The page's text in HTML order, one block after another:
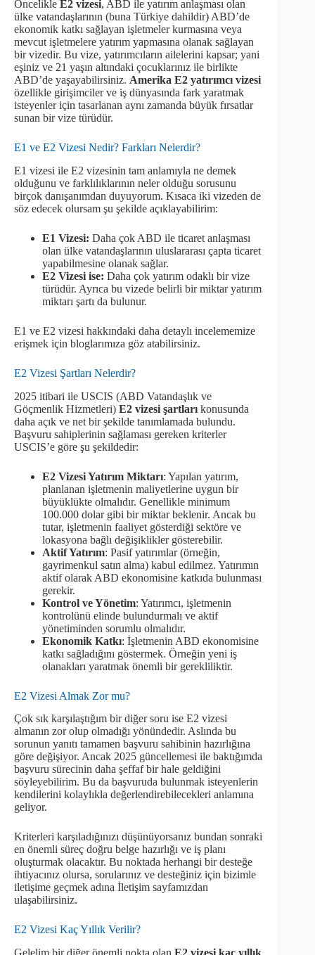
Öncelikle E2 vizesi, ABD ile yatırım anlaşması olan
ülke vatandaşlarının (buna Türkiye dahildir) ABD’de
ekonomik katkı sağlayan işletmeler kurmasına veya
mevcut işletmelere yatırım yapmasına olanak sağlayan
bir vizedir. Bu vize, yatırımcıların ailelerini kapsar; yani
eşiniz ve 21 yaşın altındaki çocuklarınız ile birlikte
ABD’de yaşayabilirsiniz. Amerika E2 yatırımcı vizesi
özellikle girişimciler ve iş dünyasında fark yaratmak
isteyenler için tasarlanan aynı zamanda büyük fırsatlar
sunan bir vize türüdür.
E1 ve E2 Vizesi Nedir? Farkları Nelerdir?
E1 vizesi ile E2 vizesinin tam anlamıyla ne demek
olduğunu ve farklılıklarının neler olduğu sorusunu
birçok danışanımdan duyuyorum. Kısaca iki vizeden de
söz edecek olursam şu şekilde açıklayabilirim:
E1 Vizesi: Daha çok ABD ile ticaret anlaşması
olan ülke vatandaşlarının uluslararası çapta ticaret
yapabilmesine olanak sağlar.
E2 Vizesi ise: Daha çok yatırım odaklı bir vize
türüdür. Ayrıca bu vizede belirli bir miktar yatırım
miktarı şartı da bulunur.
E1 ve E2 vizesi hakkındaki daha detaylı incelememize
erişmek için bloglarımıza göz atabilirsiniz.
E2 Vizesi Şartları Nelerdir?
2025 itibari ile USCIS (ABD Vatandaşlık ve
Göçmenlik Hizmetleri) E2 vizesi şartları konusunda
daha açık ve net bir şekilde tanımlamada bulundu.
Başvuru sahiplerinin sağlaması gereken kriterler
USCIS’e göre şu şekildedir:
E2 Vizesi Yatırım Miktarı: Yapılan yatırım,
planlanan işletmenin maliyetlerine uygun bir
büyüklükte olmalıdır. Genellikle minimum
100.000 dolar gibi bir miktar beklenir. Ancak bu
tutar, işletmenin faaliyet gösterdiği sektöre ve
lokasyona bağlı değişiklikler gösterebilir.
Aktif Yatırım: Pasif yatırımlar (örneğin,
gayrimenkul satın alma) kabul edilmez. Yatırımın
aktif olarak ABD ekonomisine katkıda bulunması
gerekir.
Kontrol ve Yönetim: Yatırımcı, işletmenin
kontrolünü elinde bulundurmalı ve aktif
yönetiminden sorumlu olmalıdır.
Ekonomik Katkı: İşletmenin ABD ekonomisine
katkı sağladığını göstermek. Örneğin yeni iş
olanakları yaratmak önemli bir gerekliliktir.
E2 Vizesi Almak Zor mu?
Çok sık karşılaştığım bir diğer soru ise E2 vizesi
almanın zor olup olmadığı yönündedir. Aslında bu
sorunun yanıtı tamamen başvuru sahibinin hazırlığına
göre değişiyor. Ancak 2025 güncellemesi ile baktığımda
başvuru sürecinin daha şeffaf bir hale geldiğini
söyleyebilirim. Bu da başvuruda bulunmak isteyenlerin
kendilerini kolaylıkla değerlendirebilecekleri anlamına
geliyor.
Kriterleri karşıladığınızı düşünüyorsanız bundan sonraki
en önemli süreç doğru belge hazırlığı ve iş planı
oluşturmak olacaktır. Bu noktada herhangi bir desteğe
ihtiyacınız olursa, sorularınız ve desteğiniz için bizimle
iletişime geçmek adına İletişim sayfamızdan
ulaşabilirsiniz.
E2 Vizesi Kaç Yıllık Verilir?